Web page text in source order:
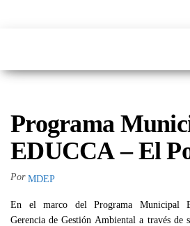
Programa
EDUCCA – El
Por MDEP
En el marco del Programa Municipal
Gerencia de Gestión Ambiental a través de